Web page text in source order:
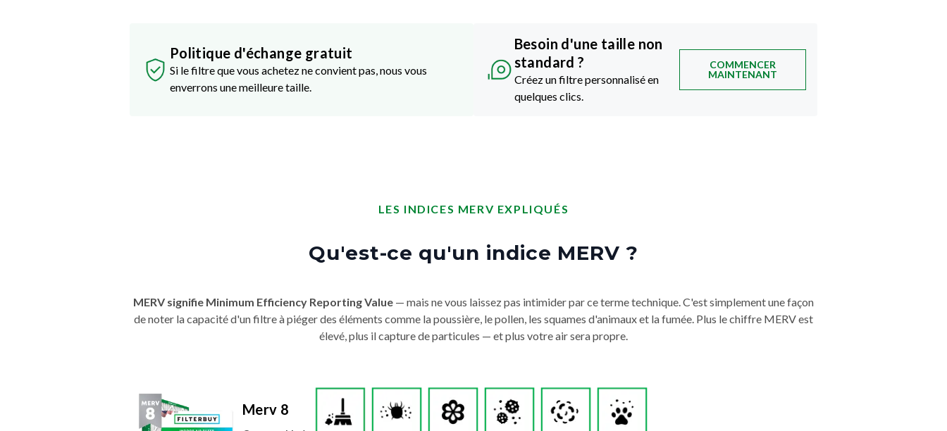
Politique d'échange gratuit
Si le filtre que vous achetez ne convient pas, nous vous
enverrons une meilleure taille.
Besoin d'une taille non
standard ?
Créez un filtre personnalisé en
quelques clics.
COMMENCER
MAINTENANT
LES INDICES MERV EXPLIQUÉS
Qu'est-ce qu'un indice MERV ?
MERV signifie Minimum Efficiency Reporting Value — mais ne vous laissez pas intimider par ce terme technique. C'est simplement une façon
de noter la capacité d'un filtre à piéger des éléments comme la poussière, le pollen, les squames d'animaux et la fumée. Plus le chiffre MERV est
élevé, plus il capture de particules — et plus votre air sera propre.
Merv 8